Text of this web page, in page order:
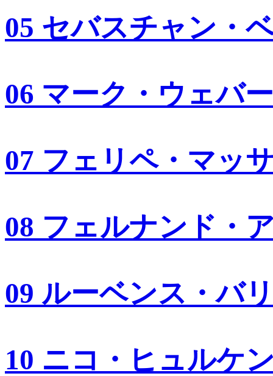
05 セバスチャン・
06 マーク・ウェバー
07 フェリペ・マッ
08 フェルナンド・
09 ルーベンス・バ
10 ニコ・ヒュルケ